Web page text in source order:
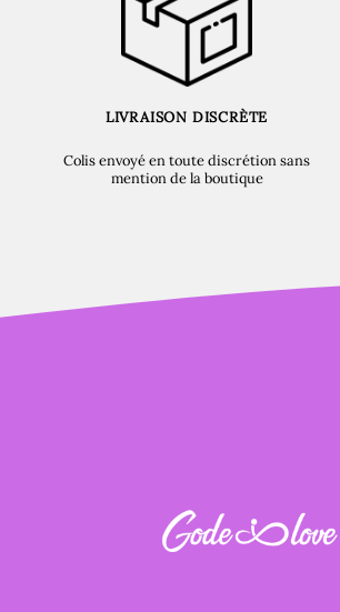
LIVRAISON DISCRÈTE
Colis envoyé en toute discrétion sans
mention de la boutique